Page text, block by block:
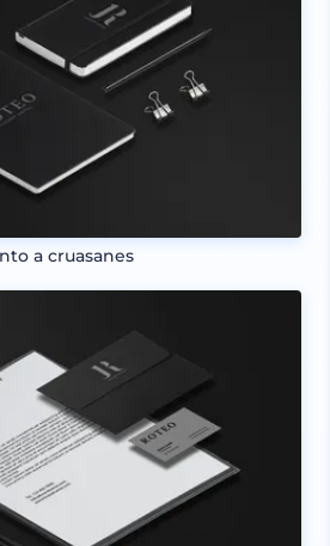
a cruasanes